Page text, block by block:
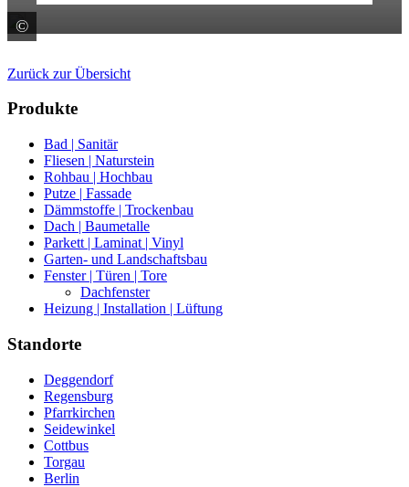
©
Zurück zur Übersicht
Produkte
Bad | Sanitär
Fliesen | Naturstein
Rohbau | Hochbau
Putze | Fassade
Dämmstoffe | Trockenbau
Dach | Baumetalle
Parkett | Laminat | Vinyl
Garten- und Landschaftsbau
Fenster | Türen | Tore
Dachfenster
Heizung | Installation | Lüftung
Standorte
Deggendorf
Regensburg
Pfarrkirchen
Seidewinkel
Cottbus
Torgau
Berlin